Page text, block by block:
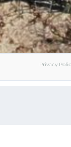
Privacy